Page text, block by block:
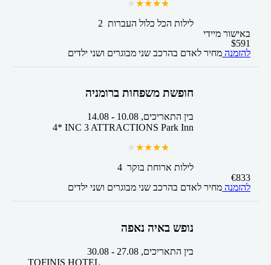
2 לילות הכל כלול העברות
באישור מיידי
$591
להזמנה מחיר לאדם בהרכב שני מבוגרים ושני ילדים
חופשת משפחות ברומניה
בין התאריכים, -
14.08
4* INC 3 ATTRACTIONS Park Inn
4 לילות ארוחת בוקר
€833
להזמנה מחיר לאדם בהרכב שני מבוגרים ושני ילדים
נופש באיה נאפה
בין התאריכים, -
30.08
TOFINIS HOTEL